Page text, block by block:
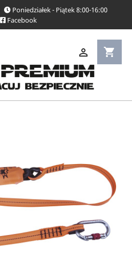
Poniedziałek - Piątek 8:00-16:00
Facebook
shopping_cart
